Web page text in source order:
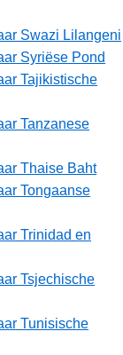
Swazi Lilangeni
Syriëse Pond
Tajikistische
Tanzanese
Thaise Baht
Tongaanse
Trinidad en
Tsjechische
Tunisische